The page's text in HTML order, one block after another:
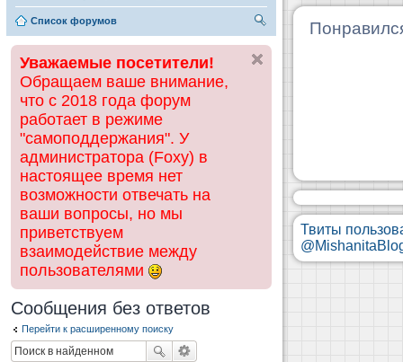
Список форумов
ск
Уважаемые посетители!
Обращаем ваше внимание,
что с 2018 года форум
работает в режиме
"самоподдержания". У
администратора (Foxy) в
настоящее время нет
возможности отвечать на
ваши вопросы, но мы
приветствуем
взаимодействие между
пользователями
Сообщения без ответов
Перейти к расширенному поиску
Твиты